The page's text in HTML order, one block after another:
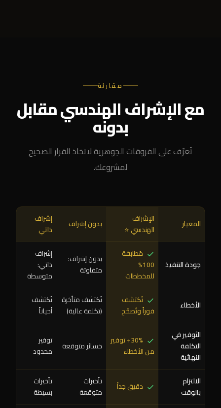
مقارنة
مع الإشراف الهندسي مقابل
بدونه
تَعرّف على الفروقات الجوهرية لاتخاذ القرار الصحيح
لمشروعك.
المعيار
الإشراف
الهندسي ⭐
بدون إشراف
إشراف
ذاتي
جودة التنفيذ
مُطابقة
100%
للمخططات
بدون إشراف:
متفاوتة
إشراف
ذاتي:
متوسطة
الأخطاء
تُكتشف
فوراً وتُصحّح
تُكتشف متأخرة
(تكلفة عالية)
تُكتشف
أحياناً
التَوفير في
التكلفة
النهائية
30%+ توفير
من الأخطاء
خسائر متوقعة
توفير
محدود
الالتزام
بالوقت
دقيق جداً
تأخيرات
متوقعة
تأخيرات
بسيطة